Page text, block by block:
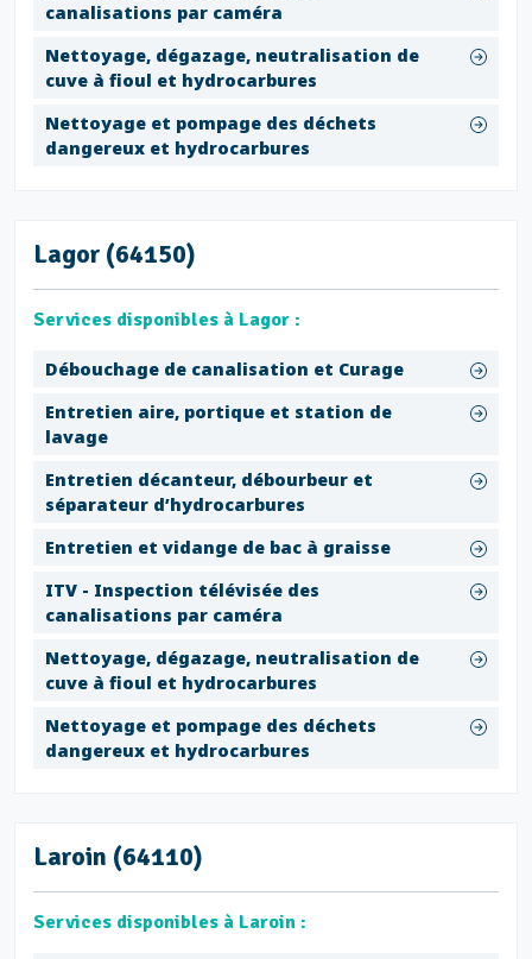
canalisations par caméra
Nettoyage, dégazage, neutralisation de
cuve à fioul et hydrocarbures
Nettoyage et pompage des déchets
dangereux et hydrocarbures
Lagor (64150)
Services disponibles à Lagor :
Débouchage de canalisation et Curage
Entretien aire, portique et station de
lavage
Entretien décanteur, débourbeur et
séparateur d’hydrocarbures
Entretien et vidange de bac à graisse
ITV - Inspection télévisée des
canalisations par caméra
Nettoyage, dégazage, neutralisation de
cuve à fioul et hydrocarbures
Nettoyage et pompage des déchets
dangereux et hydrocarbures
Laroin (64110)
Services disponibles à Laroin :